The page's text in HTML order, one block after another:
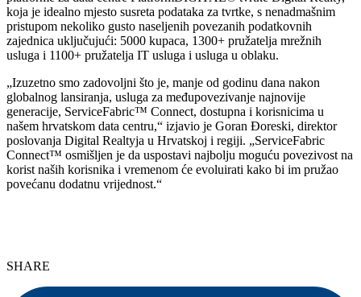
koja je idealno mjesto susreta podataka za tvrtke, s nenadmašnim
pristupom nekoliko gusto naseljenih povezanih podatkovnih
zajednica uključujući: 5000 kupaca, 1300+ pružatelja mrežnih
usluga i 1100+ pružatelja IT usluga i usluga u oblaku.
„Izuzetno smo zadovoljni što je, manje od godinu dana nakon
globalnog lansiranja, usluga za međupovezivanje najnovije
generacije, ServiceFabric™ Connect, dostupna i korisnicima u
našem hrvatskom data centru,“ izjavio je Goran Đoreski, direktor
poslovanja Digital Realtyja u Hrvatskoj i regiji. „ServiceFabric
Connect™ osmišljen je da uspostavi najbolju moguću povezivost na
korist naših korisnika i vremenom će evoluirati kako bi im pružao
povećanu dodatnu vrijednost.“
SHARE